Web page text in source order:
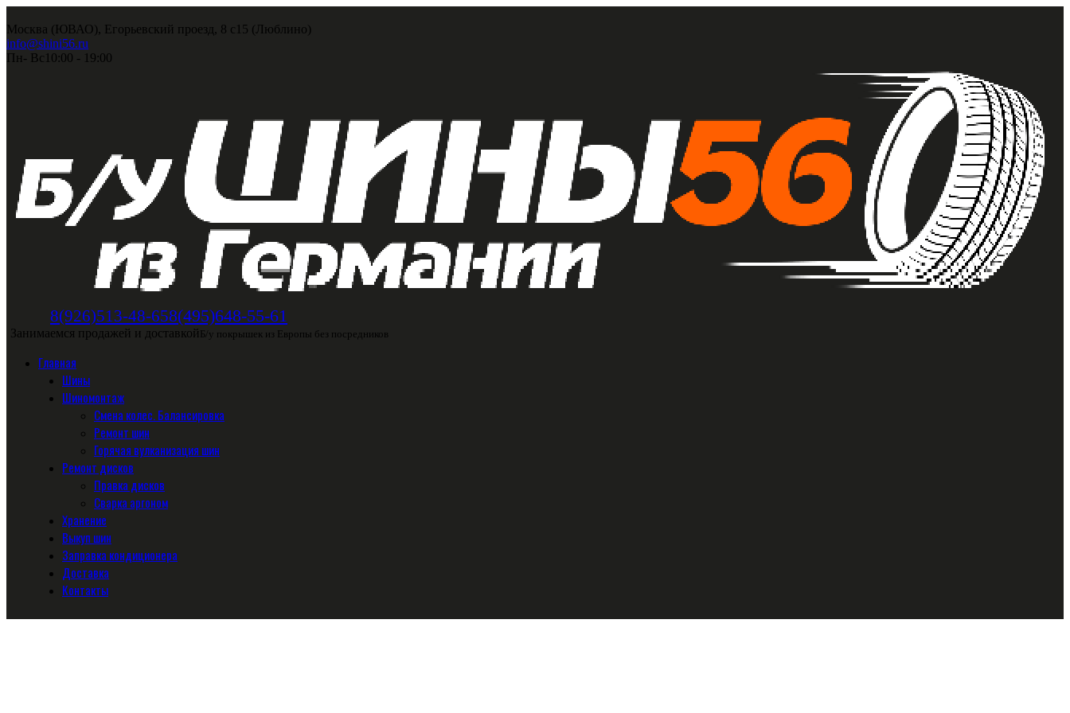
Москва (ЮВАО), Егорьевский проезд, 8 с15 (Люблино)
info@shini56.ru
Пн- Вс 10:00 - 19:00
8(926)513-48-658(495)648-55-61
Занимаемся продажей и доставкой Б/у покрышек из Европы без посредников
Главная
Шины
Шиномонтаж
Смена колес. Балансировка
Ремонт шин
Горячая вулканизация шин
Ремонт дисков
Правка дисков
Сварка аргоном
Хранение
Выкуп шин
Заправка кондиционера
Доставка
Контакты